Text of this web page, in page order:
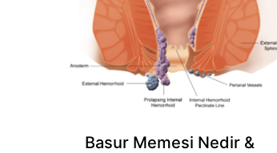
Basur Memesi Nedir &